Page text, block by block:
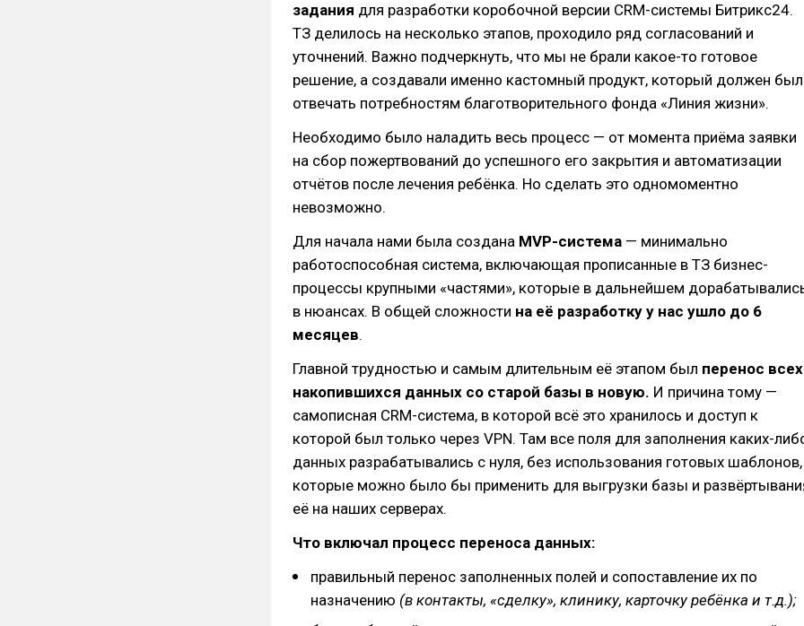
задания для разработки коробочной версии CRM-системы Битрикс24.
ТЗ делилось на несколько этапов, проходило ряд согласований и
уточнений. Важно подчеркнуть, что мы не брали какое-то готовое
решение, а создавали именно кастомный продукт, который должен был
отвечать потребностям благотворительного фонда «Линия жизни».
Необходимо было наладить весь процесс — от момента приёма заявки
на сбор пожертвований до успешного его закрытия и автоматизации
отчётов после лечения ребёнка. Но сделать это одномоментно
невозможно.
Для начала нами была создана MVP-система — минимально
работоспособная система, включающая прописанные в ТЗ бизнес-
процессы крупными «частями», которые в дальнейшем
в нюансах. В общей сложности на её разработку у нас ушло до 6
месяцев.
Главной трудностью и самым длительным её этапом был перенос всех
накопившихся данных со старой базы в новую. И причина тому —
самописная CRM-система, в которой всё это хранилось и доступ к
которой был только через VPN. Там все поля для заполнения каких-
данных разрабатывались с нуля, без использования готовых шаблонов,
которые можно было бы применить для выгрузки базы и
её на наших серверах.
Что включал процесс переноса данных:
правильный перенос заполненных полей и сопоставление их по
назначению (в контакты, «сделку», клинику, карточку ребёнка и т.д.);